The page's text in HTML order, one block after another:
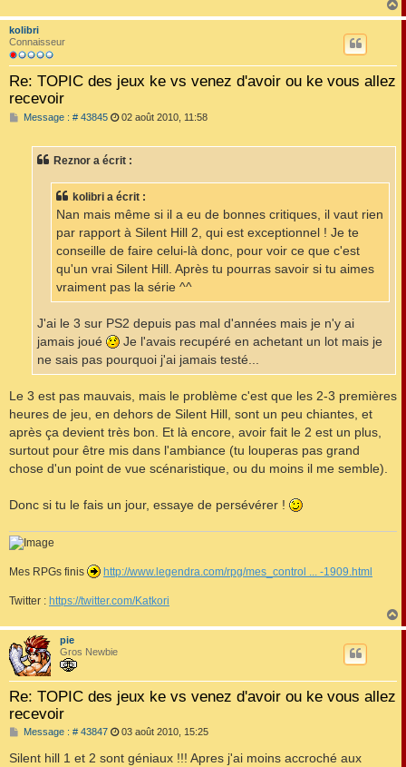
a
kolibri
Connaisseur
Re: TOPIC des jeux ke vs venez d'avoir ou ke vous allez
recevoir
Message : # 43845M
a
02 août 2010, 11:58
Reznor a écrit :
kolibri a écrit :
Nan mais même si il a eu de bonnes critiques, il vaut rien
par rapport à Silent Hill 2, qui est exceptionnel ! Je te
conseille de faire celui-là donc, pour voir ce que c'est
qu'un vrai Silent Hill. Après tu pourras savoir si tu aimes
vraiment pas la série ^^
J'ai le 3 sur PS2 depuis pas mal d'années mais je n'y ai
jamais joué
Je l'avais recupéré en achetant un lot mais je
ne sais pas pourquoi j'ai jamais testé...
Le 3 est pas mauvais, mais le problème c'est que les 2-3 premières
heures de jeu, en dehors de Silent Hill, sont un peu chiantes, et
après ça devient très bon. Et là encore, avoir fait le 2 est un plus,
surtout pour être mis dans l'ambiance (tu louperas pas grand
chose d'un point de vue scénaristique, ou du moins il me semble).
Donc si tu le fais un jour, essaye de persévérer !
Mes RPGs finis http://www.legendra.com/rpg/mes_control ... -1909.html
Twitter : https://twitter.com/Katkori
a
pie
Gros Newbie
Re: TOPIC des jeux ke vs venez d'avoir ou ke vous allez
recevoir
Message : # 43847M
s
03 août 2010, 15:25
Silent hill 1 et 2 sont géniaux !!! Apres j'ai moins accroché aux